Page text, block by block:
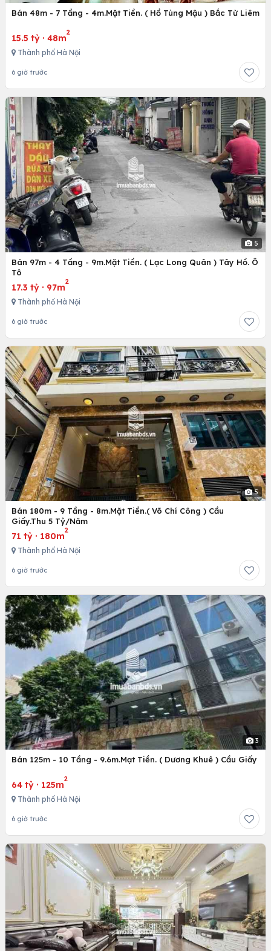
Bán 48m - 7 Tầng - 4m.Mặt Tiền. ( Hồ Tùng Mậu ) Bắc Từ Liêm
15.5 tỷ · 48m
2
Thành phố Hà Nội
6 giờ trước
5
Bán 97m - 4 Tầng - 9m.Mặt Tiền. ( Lạc Long Quân ) Tây Hồ. Ô
Tô
17.3 tỷ · 97m
2
Thành phố Hà Nội
6 giờ trước
5
Bán 180m - 9 Tầng - 8m.Mặt Tiền.( Võ Chí Công ) Cầu
Giấy.Thu 5 Tỷ/Năm
71 tỷ · 180m
2
Thành phố Hà Nội
6 giờ trước
3
Bán 125m - 10 Tầng - 9.6m.Mạt Tiền. ( Dương Khuê ) Cầu Giấy
64 tỷ · 125m
2
Thành phố Hà Nội
6 giờ trước